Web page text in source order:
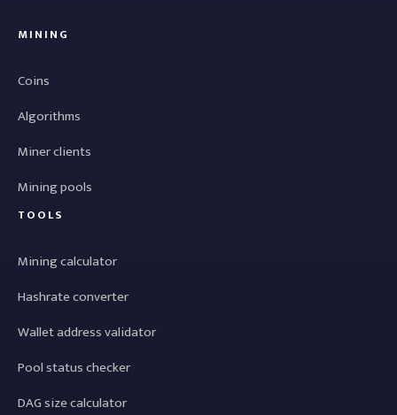
MINING
Coins
Algorithms
Miner clients
Mining pools
TOOLS
Mining calculator
Hashrate converter
Wallet address validator
Pool status checker
DAG size calculator